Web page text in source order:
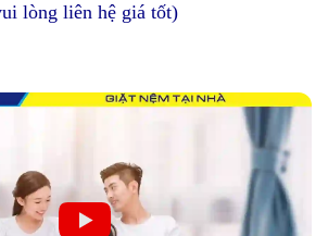
lòng liên hệ giá tốt)